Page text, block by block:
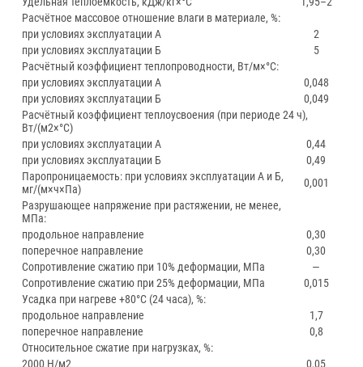
Расчётное массовое отношение влаги в материале, %:
при условиях эксплуатации А
2
при условиях эксплуатации Б
5
Расчётный коэффициент теплопроводности, Вт/м×°С:
при условиях эксплуатации А
0,048
при условиях эксплуатации Б
0,049
Расчётный коэффициент теплоусвоения (при периоде 24 ч),
Вт/(м2×°С)
при условиях эксплуатации А
0,44
при условиях эксплуатации Б
0,49
Паропроницаемость: при условиях эксплуатации А и Б,
мг/(м×ч×Па)
0,001
Разрушающее напряжение при растяжении, не менее,
МПа:
продольное направление
0,30
поперечное направление
0,30
Сопротивление сжатию при 10% деформации, МПа
—
Сопротивление сжатию при 25% деформации, МПа
0,015
Усадка при нагреве +80°С (24 часа), %:
продольное направление
1,7
поперечное направление
0,8
Относительное сжатие при нагрузках, %:
2000 Н/м2
0,05